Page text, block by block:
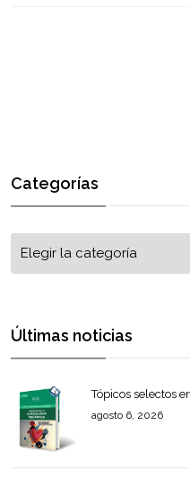
Categorías
Últimas noticias
Tópicos selectos
agosto 6, 2026